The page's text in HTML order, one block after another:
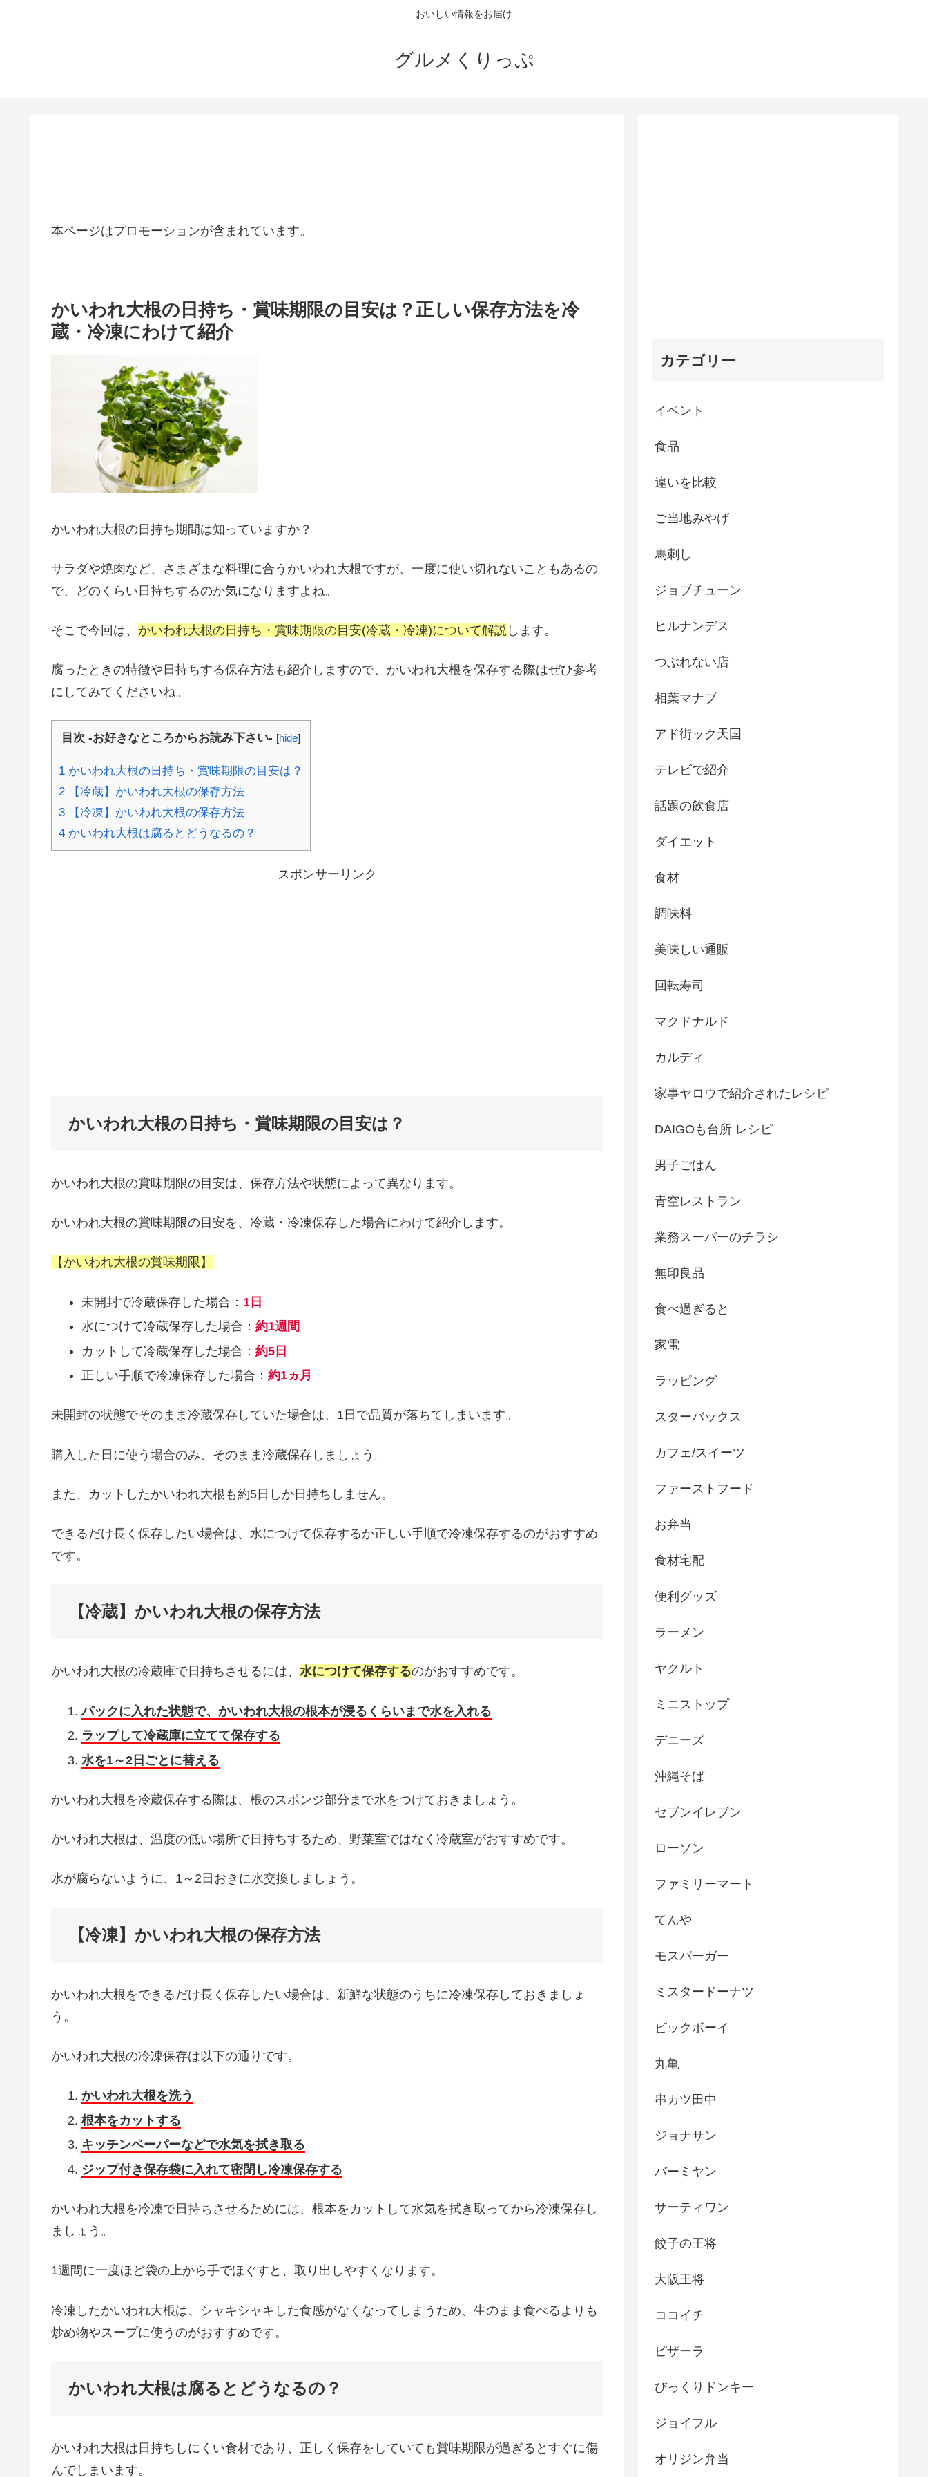
おいしい情報をお届け
グルメくりっぷ
本ページはプロモーションが含まれています。
かいわれ大根の日持ち・賞味期限の目安は？正しい保存方法を冷
蔵・冷凍にわけて紹介
かいわれ大根の日持ち期間は知っていますか？
サラダや焼肉など、さまざまな料理に合うかいわれ大根ですが、一度に使い切れないこともあるの
で、どのくらい日持ちするのか気になりますよね。
そこで今回は、 かいわれ大根の日持ち・賞味期限の目安(冷蔵・冷凍)について解説 します。
腐ったときの特徴や日持ちする保存方法も紹介しますので、かいわれ大根を保存する際はぜひ参考
にしてみてくださいね。
目次 -お好きなところからお読み下さい- [hide]
1 かいわれ大根の日持ち・賞味期限の目安は？
2 【冷蔵】かいわれ大根の保存方法
3 【冷凍】かいわれ大根の保存方法
4 かいわれ大根は腐るとどうなるの？
スポンサーリンク
かいわれ大根の日持ち・賞味期限の目安は？
かいわれ大根の賞味期限の目安は、保存方法や状態によって異なります。
かいわれ大根の賞味期限の目安を、冷蔵・冷凍保存した場合にわけて紹介します。
【かいわれ大根の賞味期限】
未開封で冷蔵保存した場合： 1日
水につけて冷蔵保存した場合： 約1週間
カットして冷蔵保存した場合： 約5日
正しい手順で冷凍保存した場合： 約1ヵ月
未開封の状態でそのまま冷蔵保存していた場合は、1日で品質が落ちてしまいます。
購入した日に使う場合のみ、そのまま冷蔵保存しましょう。
また、カットしたかいわれ大根も約5日しか日持ちしません。
できるだけ長く保存したい場合は、水につけて保存するか正しい手順で冷凍保存するのがおすすめ
です。
【冷蔵】かいわれ大根の保存方法
かいわれ大根の冷蔵庫で日持ちさせるには、 水につけて保存するのがおすすめです。
パックに入れた状態で、かいわれ大根の根本が浸るくらいまで水を入れる
ラップして冷蔵庫に立てて保存する
水を1～2日ごとに替える
かいわれ大根を冷蔵保存する際は、根のスポンジ部分まで水をつけておきましょう。
かいわれ大根は、温度の低い場所で日持ちするため、野菜室ではなく冷蔵室がおすすめです。
水が腐らないように、1～2日おきに水交換しましょう。
【冷凍】かいわれ大根の保存方法
かいわれ大根をできるだけ長く保存したい場合は、新鮮な状態のうちに冷凍保存しておきましょ
う。
かいわれ大根の冷凍保存は以下の通りです。
かいわれ大根を洗う
根本をカットする
キッチンペーパーなどで水気を拭き取る
ジップ付き保存袋に入れて密閉し冷凍保存する
かいわれ大根を冷凍で日持ちさせるためには、根本をカットして水気を拭き取ってから冷凍保存し
ましょう。
1週間に一度ほど袋の上から手でほぐすと、取り出しやすくなります。
冷凍したかいわれ大根は、シャキシャキした食感がなくなってしまうため、生のまま食べるよりも
炒め物やスープに使うのがおすすめです。
かいわれ大根は腐るとどうなるの？
かいわれ大根は日持ちしにくい食材であり、正しく保存をしていても賞味期限が過ぎるとすぐに傷
んでしまいます。
カテゴリー
イベント
食品
違いを比較
ご当地みやげ
馬刺し
ジョブチューン
ヒルナンデス
つぶれない店
相葉マナブ
アド街ック天国
テレビで紹介
話題の飲食店
ダイエット
食材
調味料
美味しい通販
回転寿司
マクドナルド
カルディ
家事ヤロウで紹介されたレシピ
DAIGOも台所 レシピ
男子ごはん
青空レストラン
業務スーパーのチラシ
無印良品
食べ過ぎると
家電
ラッピング
スターバックス
カフェ/スイーツ
ファーストフード
お弁当
食材宅配
便利グッズ
ラーメン
ヤクルト
ミニストップ
デニーズ
沖縄そば
セブンイレブン
ローソン
ファミリーマート
てんや
モスバーガー
ミスタードーナツ
ビックボーイ
丸亀
串カツ田中
ジョナサン
バーミヤン
サーティワン
餃子の王将
大阪王将
ココイチ
ピザーラ
びっくりドンキー
ジョイフル
オリジン弁当